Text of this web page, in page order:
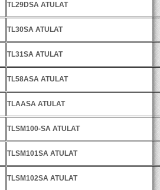
TL29DSA ATULAT
TL30SA ATULAT
TL31SA ATULAT
TL58ASA ATULAT
TLAASA ATULAT
TLSM100-SA ATULAT
TLSM101SA ATULAT
TLSM102SA ATULAT